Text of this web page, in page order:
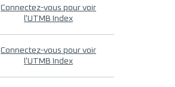
Connectez-vous pour voir
l'UTMB Index
Connectez-vous pour voir
l'UTMB Index